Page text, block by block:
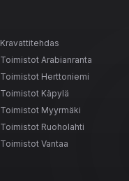
Kravattitehdas
Toimistot Arabianranta
Toimistot Herttoniemi
Toimistot Käpylä
Toimistot Myyrmäki
Toimistot Ruoholahti
Toimistot Vantaa